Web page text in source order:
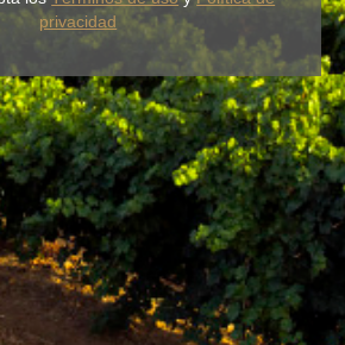
la fresca naturaleza de un
desenfadado y siempre fiel a una
fértil de sabor.
LA BODEGA
BLUME & GASTRO
BLUME & YOU
contacto@pagosdelrey.com
privacidad